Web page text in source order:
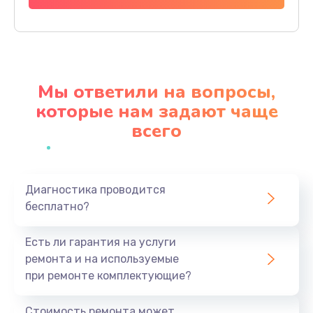
Заказать
Замена экрана
Замена шлейфа матрицы
Заказать
1060 руб.
Мы ответили на вопросы,
которые нам задают чаще
всего
Диагностика проводится
бесплатно?
Есть ли гарантия на услуги
ремонта и на используемые
при ремонте комплектующие?